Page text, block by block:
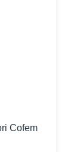
Cofem